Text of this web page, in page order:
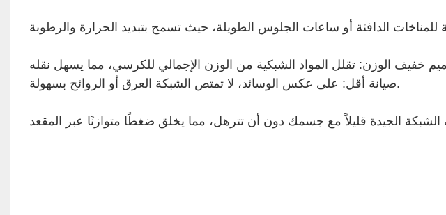
صيانة أقل: على عكس الوسائد، لا تمتص الشبكة العرق أو الروائح بسهولة.